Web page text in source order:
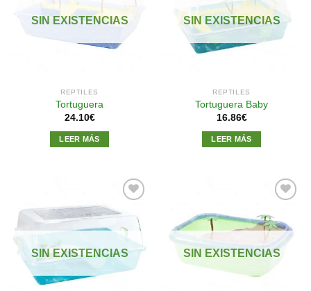
lista de
SIN EXISTENCIAS
REPTILES
Tortuguera
24.10€
LEER MÁS
a la
lista de
deseos
SIN EXISTENCIAS
REPTILES
Tortuguera Baby
16.86€
LEER MÁS
lista de
deseos
SIN EXISTENCIAS
a la
lista de
SIN EXISTENCIAS